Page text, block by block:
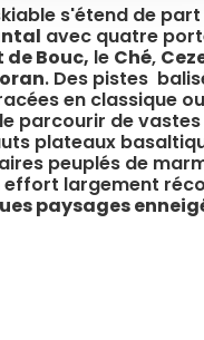
s'étend de
avec quatre
de Bouc, le Ché,
. Des pistes
en classique
parcourir de
plateaux
peuplés de
effort largement
paysages